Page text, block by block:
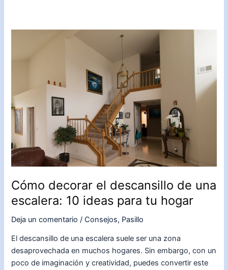
Cómo decorar el descansillo de una
escalera: 10 ideas para tu hogar
Deja un comentario / Consejos, Pasillo
El descansillo de una escalera suele ser una zona
desaprovechada en muchos hogares. Sin embargo, con un
poco de imaginación y creatividad, puedes convertir este